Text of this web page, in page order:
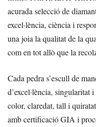
acurada selecció de
excel·lència, ciència i
una joia la qualitat de la
com en tot allò que la
Cada pedra s’escull de
d’excel·lència, singularitat
color, claredat, tall i
amb certificació GIA i